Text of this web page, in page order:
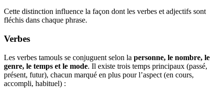
Cette distinction influence la façon dont les verbes et adjectifs sont
fléchis dans chaque phrase.
Verbes
Les verbes tamouls se conjuguent selon la personne, le nombre, le
genre, le temps et le mode. Il existe trois temps principaux (passé,
présent, futur), chacun marqué en plus pour l’aspect (en cours,
accompli, habituel) :